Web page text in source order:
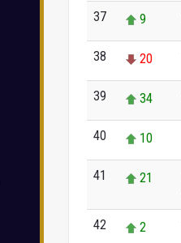
37 9
38 20
39 34
40 10
41 21
42 2